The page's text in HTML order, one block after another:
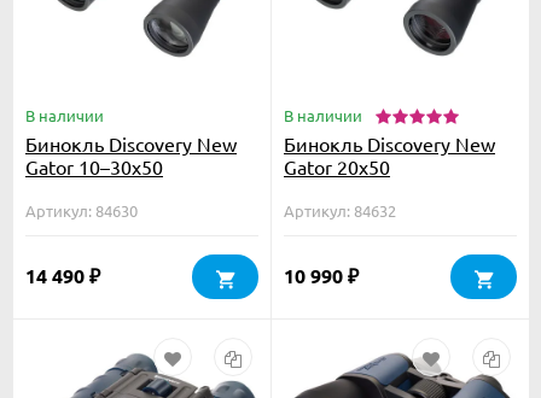
В наличии
Бинокль Discovery New
Gator 10–30x50
Артикул: 84630
14 490 ₽
В наличии
Бинокль Discovery New
Gator 20x50
Артикул: 84632
10 990 ₽